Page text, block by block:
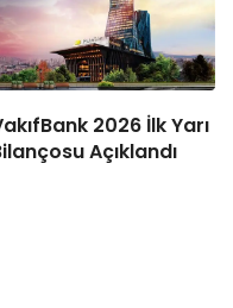
2026 İlk Yarı
Açıklandı